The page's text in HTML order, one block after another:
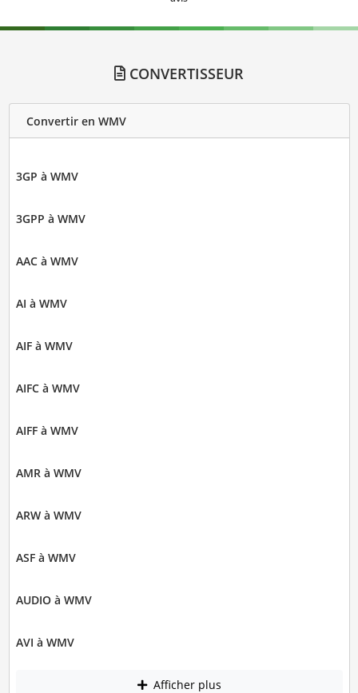
CONVERTISSEUR
Convertir en WMV
3GP à WMV
3GPP à WMV
AAC à WMV
AI à WMV
AIF à WMV
AIFC à WMV
AIFF à WMV
AMR à WMV
ARW à WMV
ASF à WMV
AUDIO à WMV
AVI à WMV
Afficher plus